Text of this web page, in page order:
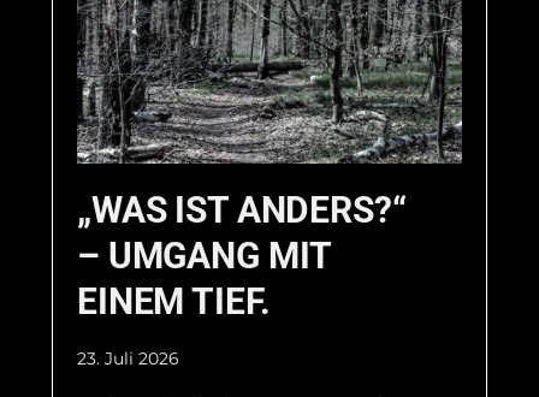
„WAS IST ANDERS?“
– UMGANG MIT
EINEM TIEF.
23. Juli 2026